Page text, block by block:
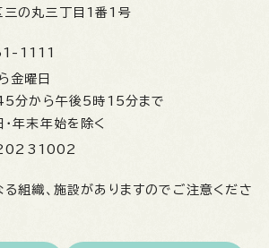
三の丸三丁目1番1号
1111
金曜日
分から午後5時15分まで
・年末年始を除く
組織、施設がありますのでご注意くださ